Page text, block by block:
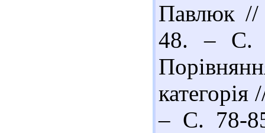
Павлюк //
48. – С.
– С. 78-